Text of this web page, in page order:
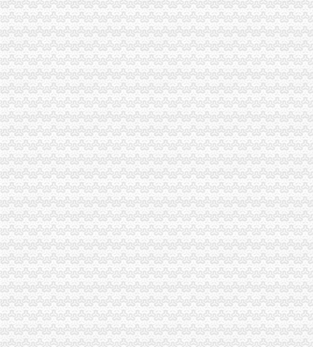
万州局1元注册公司学习实践科学发展观活动学习调研阶段工作成效初显
巴南局及时贯彻落实市免费注册公司委三届四次全委会和学习实践科学发展观
铜梁局认真贯彻市1元注册公司委三届四次全委会和学习实践科学发展观经验交
大渡口局深入达市0元注册公司流程委三届四次全委会和学习实践科学发展观经
市0元注册公司流程工商学会认真贯彻市委三届四次全委会和学习实践科学发展
合川局达落实市0元注册公司委三届四次全委会和学习实践科学发展观经验交流
中介处及时达市重庆免费注册公司委三届四次全委会和学习实践科学发展观经
忠县局达贯彻达贯彻市一元注册公司委三届四次全委会和学习实践科学发展观
我市一元注册公司流程主城区拆除遮挡车窗广告500余幅
渝北局认真学习贯彻市重庆免费注册公司委三届四次全委会精
南岸局一元注册公司聚焦行评热点建立五大机制优化政风行风建设见成效
大足局0元注册公司流程农业产业化呈现良好发展势头
九龙坡局免费注册公司立足职能采取措施拉动辖区内需消费
巴南局突出“五抓”一元注册公司流程推进商标战略实施
潼南局结合“五五普法”一元注册公司工作全面推进队伍法化建设
涪陵局“五到位”0元注册公司流程举措加合同格式条款监督实现“四个100%”
永川局创新索“两项制度一票通”重庆免费注册公司监管模式初见成效
荣昌局一元注册公司采取四项措施确保2009年国库集中支付顺利进行
忠县县长刘贵忠对忠县局报送的1元注册公司信息作出重要批示
企业处达贯彻落实市重庆免费注册公司委三届四次全委会精
綦江局0元注册公司五方面化法制宣教育提高执法队伍整体能力素质
巫溪局“五个必须”0元注册公司开展深入学习实践科学发展观活动
武隆局市重庆免费注册公司场监管巡查再添新举措